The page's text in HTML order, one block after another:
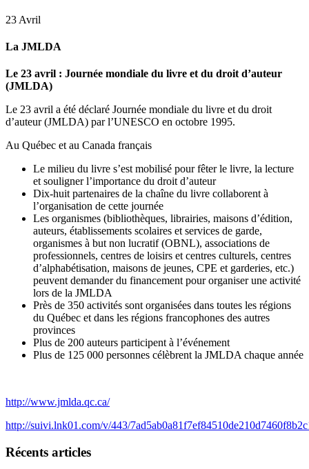
23 Avril
La JMLDA
Le 23 avril : Journée mondiale du livre et du droit d’auteur
(JMLDA)
Le 23 avril a été déclaré Journée mondiale du livre et du droit
d’auteur (JMLDA) par l’UNESCO en octobre 1995.
Au Québec et au Canada français
Le milieu du livre s’est mobilisé pour fêter le livre, la lecture
et souligner l’importance du droit d’auteur
Dix-huit partenaires de la chaîne du livre collaborent à
l’organisation de cette journée
Les organismes (bibliothèques, librairies, maisons d’édition,
auteurs, établissements scolaires et services de garde,
organismes à but non lucratif (OBNL), associations de
professionnels, centres de loisirs et centres culturels, centres
d’alphabétisation, maisons de jeunes, CPE et garderies, etc.)
peuvent demander du financement pour organiser une activité
lors de la JMLDA
Près de 350 activités sont organisées dans toutes les régions
du Québec et dans les régions francophones des autres
provinces
Plus de 200 auteurs participent à l’événement
Plus de 125 000 personnes célèbrent la JMLDA chaque année
http://www.jmlda.qc.ca/
http://suivi.lnk01.com/v/443/
Récents articles